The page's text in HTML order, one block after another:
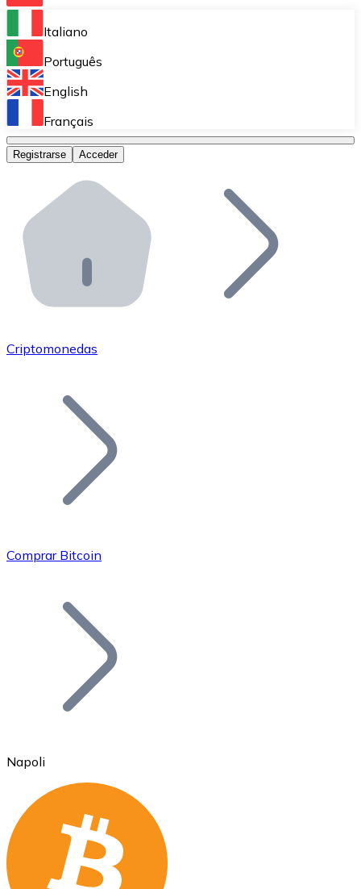
Bitnovo Ramp
Integra nuestra solución en tu plataforma.
Bitnovo Giftcards
Bitnovo OTC
Bitnovo ATM
Integra un ATM Bitnovo en tu negocio y permite que
Bitnovo API
Integra nuestra API en tu ecosistema.
Únete a nuestra red de distribuidores.
Añade tu proyecto a nuestro ecosistema.
Bitcoin
Ethereum
ETH
Italiano
Português
English
Français
Registrarse Acceder
Criptomonedas
Comprar Bitcoin
Napoli